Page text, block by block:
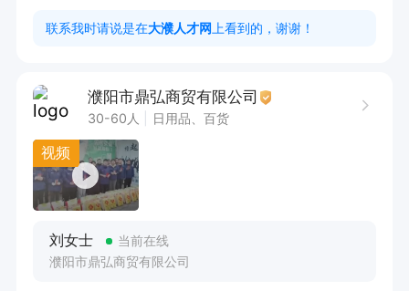
线；
三、薪资福利
联系我时请说是在大濮人才网 上看到的，谢谢！
濮阳市鼎弘商贸有限公司
30-60人 日用品、百货
视频
刘女士
当前在线
濮阳市鼎弘商贸有限公司